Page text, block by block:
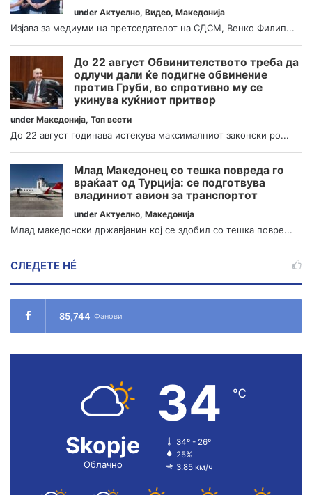
under Актуелно, Видео, Македонија
Изјава за медиуми на претседателот на СДСМ, Венко Филип...
До 22 август Обвинителството треба да
одлучи дали ќе подигне обвинение
против Груби, во спротивно му се
укинува куќниот притвор
under Македонија, Топ вести
До 22 август годинава истекува максималниот законски ро...
Млад Македонец со тешка повреда го
враќаат од Турција: се подготвува
владиниот авион за транспортот
under Актуелно, Македонија
Млад македонски државјанин кој се здобил со тешка повре...
СЛЕДЕТЕ НÉ
85,744 Фанови
Skopje
Облачно
34 ℃
34º - 26º
25%
3.85 км/ч